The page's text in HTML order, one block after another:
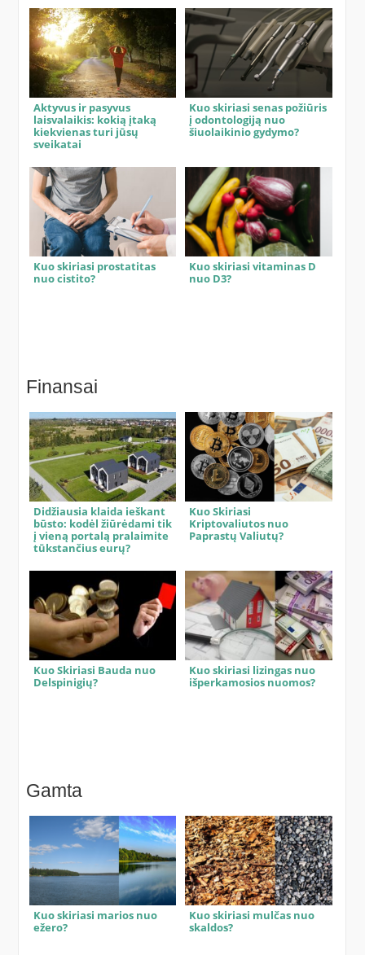
Aktyvus ir pasyvus
laisvalaikis: kokią įtaką
kiekvienas turi jūsų
sveikatai
Kuo skiriasi senas požiūris
į odontologiją nuo
šiuolaikinio gydymo?
Kuo skiriasi prostatitas
nuo cistito?
Kuo skiriasi vitaminas D
nuo D3?
Finansai
Didžiausia klaida ieškant
būsto: kodėl žiūrėdami tik
į vieną portalą pralaimite
tūkstančius eurų?
Kuo Skiriasi
Kriptovaliutos nuo
Paprastų Valiutų?
Kuo Skiriasi Bauda nuo
Delspinigių?
Kuo skiriasi lizingas nuo
išperkamosios nuomos?
Gamta
Kuo skiriasi marios nuo
ežero?
Kuo skiriasi mulčas nuo
skaldos?